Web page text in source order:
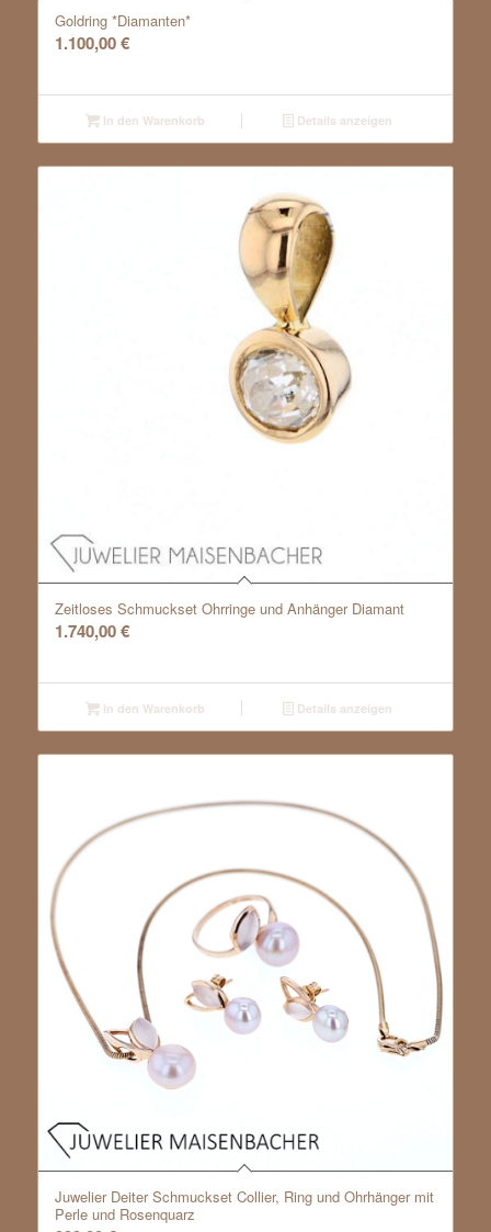
Goldring *Diamanten*
1.100,00€
In den Warenkorb Details anzeigen
Zeitloses Schmuckset Ohrringe und Anhänger Diamant
1.740,00€
In den Warenkorb Details anzeigen
Juwelier Deiter Schmuckset Collier, Ring und Ohrhänger mit
Perle und Rosenquarz